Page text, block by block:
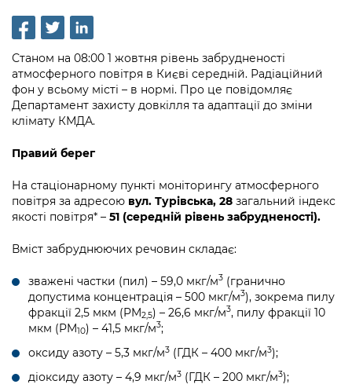
Проєкти розпоряджень, що
перебувають на погодженні КМВА
Рішення Київради
Контактна інформація
Графік роботи та прийому громадян
Вакансії
Статистика
Звернення громадян
Регуляторна діяльність
Промисловість і наука Києва
Підприємства, установи, організації
Освіта та навчальні заклади
Навколишнє середовище міста
Містобудування та земельні ділянки
Культура, спорт, дозвілля
Бізнес та ліцензування
Фінанси та бюджет
Безпека та правопорядок
Ритуальні послуги
Іноземцям / For foreigners
Портал Захисників та Захисниць
Громадська експертиза
Консультації з громадськістю
Громадська рада
Петиції
Відкритий бюджет
Контактний центр
Допомога учасникам АТО
Рада з питань внутрішньо переміщених
осіб при Київській міській військовій
адміністрації
«Ініціатива «Партнерство «Відкритий
Уряд» – місцевий рівень»
Інформація з обмеженим доступом
Подати запит онлайн
Проекти нормативно-правових та
інших актів
Нормативна база
Питання і відповіді про публічну
інформацію
бездіяльності розпорядників інформації
Звіти про опрацювання запитів на
публічну інформацію
Інформація для споживачів
Медіагалерея
Підписатися на новини та анонси від
КМДА / Subscribe to announcements
from the KCSA
Порядок акредитації медіа /
Submitting a media request
Зйомки в лікарнях в умовах воєнного
hospitals at work under martial law
Контакти для медіа / Contacts for mass
media
Портал Послуг
Станом на 08:00 1 жовтня рівень забрудненості
атмосферного повітря в Києві середній. Радіаційний
фон у всьому місті – в нормі. Про це повідомляє
Департамент захисту довкілля та адаптації до зміни
клімату КМДА.
Правий берег
На стаціонарному пункті моніторингу атмосферного
повітря за адресою вул. Турівська, 28 загальний індекс
якості повітря* – 51 (середній рівень забрудненості).
Вміст забруднюючих речовин складає:
зважені частки (пил) – 59,0 мкг/м3 (гранично
допустима концентрація – 500 мкг/м3), зокрема пилу
фракції 2,5 мкм (PM2,5) – 26,6 мкг/м3, пилу фракції 10
мкм (PM10) – 41,5 мкг/м3;
оксиду азоту – 5,3 мкг/м3 (ГДК – 400 мкг/м3);
діоксиду азоту – 4,9 мкг/м3 (ГДК – 200 мкг/м3);